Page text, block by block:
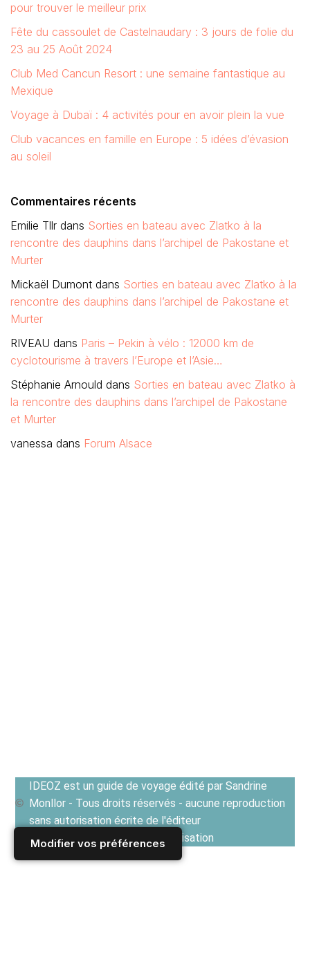
Modifier vos préférences
pour trouver le meilleur prix
Fête du cassoulet de Castelnaudary : 3 jours de folie du
23 au 25 Août 2024
Club Med Cancun Resort : une semaine fantastique au
Mexique
Voyage à Dubaï : 4 activités pour en avoir plein la vue
Club vacances en famille en Europe : 5 idées d’évasion
au soleil
Commentaires récents
Emilie Tllr dans Sorties en bateau avec Zlatko à la
rencontre des dauphins dans l’archipel de Pakostane et
Murter
Mickaël Dumont dans Sorties en bateau avec Zlatko à la
rencontre des dauphins dans l’archipel de Pakostane et
Murter
RIVEAU dans Paris – Pekin à vélo : 12000 km de
cyclotourisme à travers l’Europe et l’Asie…
Stéphanie Arnould dans Sorties en bateau avec Zlatko à
la rencontre des dauphins dans l’archipel de Pakostane
et Murter
vanessa dans Forum Alsace
IDEOZ est un guide de voyage édité par Sandrine
Monllor - Tous droits réservés - aucune reproduction
sans autorisation écrite de l'éditeur
Voir les Conditions générales d'utilisation